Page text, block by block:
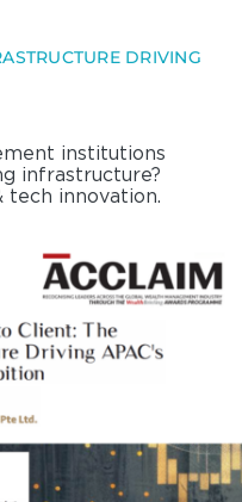
DRIVING
institutions
infrastructure?
tech innovation.